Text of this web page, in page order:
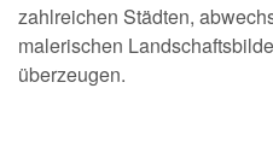
zahlreichen Städten,
malerischen
überzeugen.